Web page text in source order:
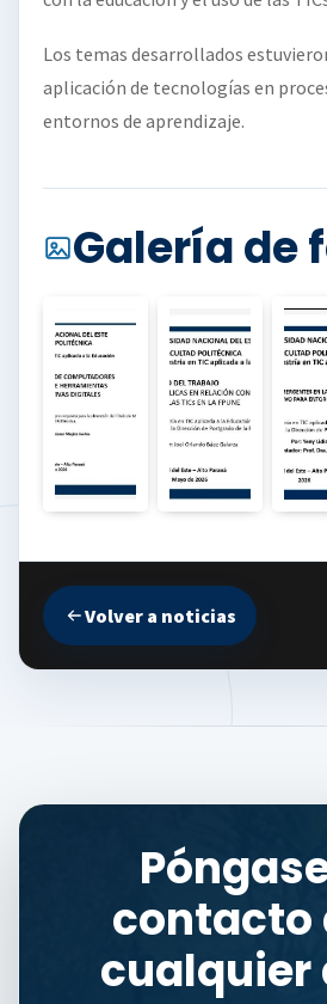
Los temas desarrollados
aplicación de tecnologías en
entornos de aprendizaje.
Galería de
Volver a noticias
contacto
cualquier